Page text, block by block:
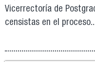
Vicerrectoría de
censistas en el